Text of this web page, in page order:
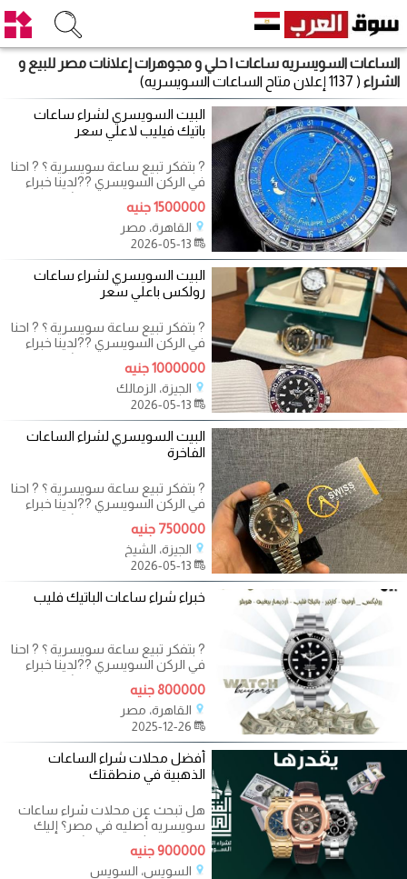
الساعات السويسريه ساعات | حلي و مجوهرات إعلانات مصر للبيع و
الشراء ( 1137 إعلان متاح الساعات السويسريه)
البيت السويسري لشراء ساعات
باتيك فيليب لاعلي سعر
? بتفكر تبيع ساعة سويسرية ؟ ? احنا
في الركن السويسري ??لدينا خبراء
متخصصون في تقييم و شراء
الساعات
1500000 جنيه
القاهرة، مصر
البيت السويسري لشراء ساعات
رولكس باعلي سعر
? بتفكر تبيع ساعة سويسرية ؟ ? احنا
في الركن السويسري ??لدينا خبراء
متخصصون في تقييم و شراء
الساعات
1000000 جنيه
الجيزة، الزمالك
البيت السويسري لشراء الساعات
الفاخرة
? بتفكر تبيع ساعة سويسرية ؟ ? احنا
في الركن السويسري ??لدينا خبراء
متخصصون في تقييم و شراء
الساعات
750000 جنيه
الجيزة، الشيخ
خبراء شراء ساعات الباتيك فليب
? بتفكر تبيع ساعة سويسرية ؟ ? احنا
في الركن السويسري ??لدينا خبراء
متخصصون في تقييم و شراء
الساعات
800000 جنيه
القاهرة، مصر
أفضل محلات شراء الساعات
الذهبية في منطقتك
هل تبحث عن محلات شراء ساعات
سويسريه أصليه في مصر؟ إليك
الفرصة المثالية لبيع وشراء ساعات
سويسريه
900000 جنيه
السويس، السويس